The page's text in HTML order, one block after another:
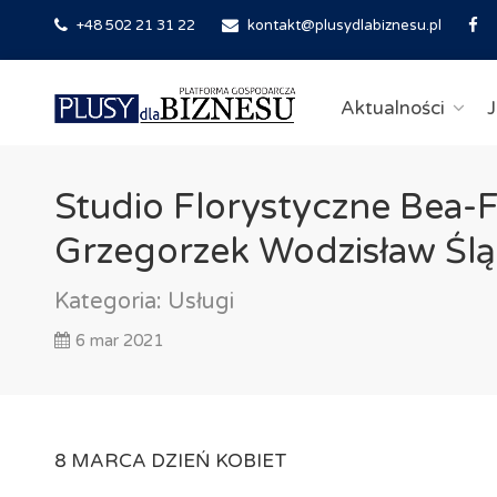
+48 502 21 31 22 kontakt@plusydlabiznesu.pl
Aktualności
Studio Florystyczne Bea-
Grzegorzek Wodzisław
Kategoria: Usługi
6 mar 2021
8 MARCA DZIEŃ KOBIET